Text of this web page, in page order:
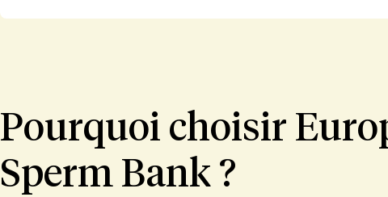
Pourquoi choisir
Sperm Bank ?